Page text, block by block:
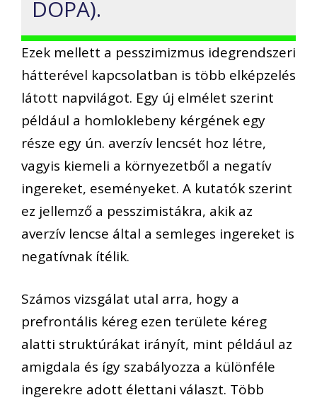
DOPA).
Ezek mellett a pesszimizmus idegrendszeri
hátterével kapcsolatban is több elképzelés
látott napvilágot. Egy új elmélet szerint
például a homloklebeny kérgének egy
része egy ún. averzív lencsét hoz létre,
vagyis kiemeli a környezetből a negatív
ingereket, eseményeket. A kutatók szerint
ez jellemző a pesszimistákra, akik az
averzív lencse által a semleges ingereket is
negatívnak ítélik.
Számos vizsgálat utal arra, hogy a
prefrontális kéreg ezen területe kéreg
alatti struktúrákat irányít, mint például az
amigdala és így szabályozza a különféle
ingerekre adott élettani választ. Több